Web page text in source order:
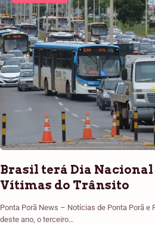
Brasil terá Dia
Vítimas do Trânsito
Ponta Porã News – Notícias de Ponta Porã e
deste ano, o terceiro…